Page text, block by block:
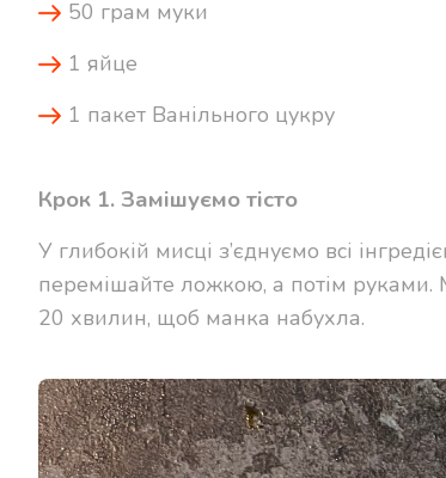
50 грам муки
1 яйце
1 пакет Ванільного цукру
Крок 1. Замішуємо тісто
У глибокій мисці з’єднуємо всі
перемішайте ложкою, а потім руками.
20 хвилин, щоб манка набухла.